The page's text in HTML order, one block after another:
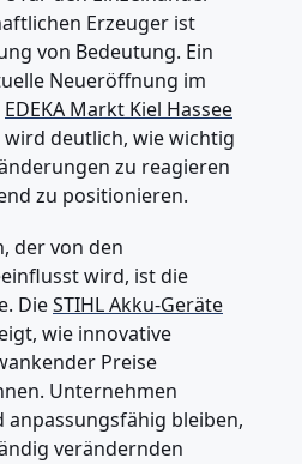
Erzeuger ist
von Bedeutung. Ein
Neueröffnung im
EDEKA Markt Kiel Hassee
wird deutlich, wie wichtig
zu reagieren
zu positionieren.
der von den
wird, ist die
DieSTIHL Akku-Geräte
wie innovative
Preise
Unternehmen
anpassungsfähig bleiben,
verändernden